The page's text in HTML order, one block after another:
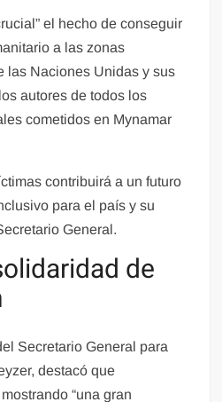
el hecho de conseguir
a las zonas
las Naciones Unidas y sus
autores de todos los
cometidos en Mynamar
contribuirá a un futuro
para el país y su
General.
de
Secretario General para
destacó que
“una gran